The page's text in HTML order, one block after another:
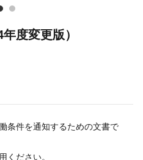
度変更版）
条件を通知するための文書で
ください。